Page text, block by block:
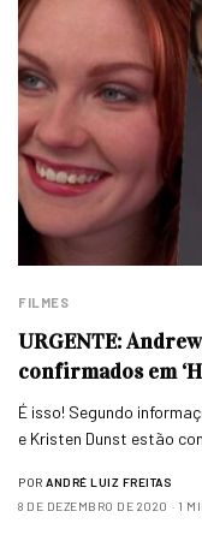
FILMES
URGENTE:
confirmados em
É isso! Segundo
e Kristen Dunst estão
POR ANDRÉ LUIZ FREITAS
8 DE DEZEMBRO DE 2020
1